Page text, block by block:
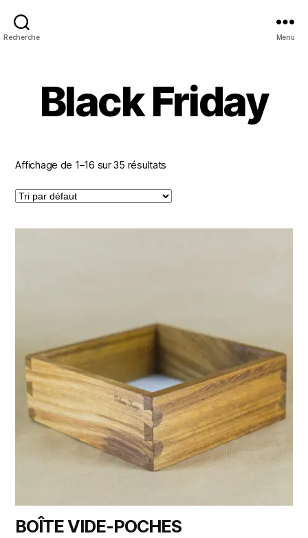
Recherche Menu
Black Friday
Affichage de 1–16 sur 35 résultats
BOÎTE VIDE-POCHES